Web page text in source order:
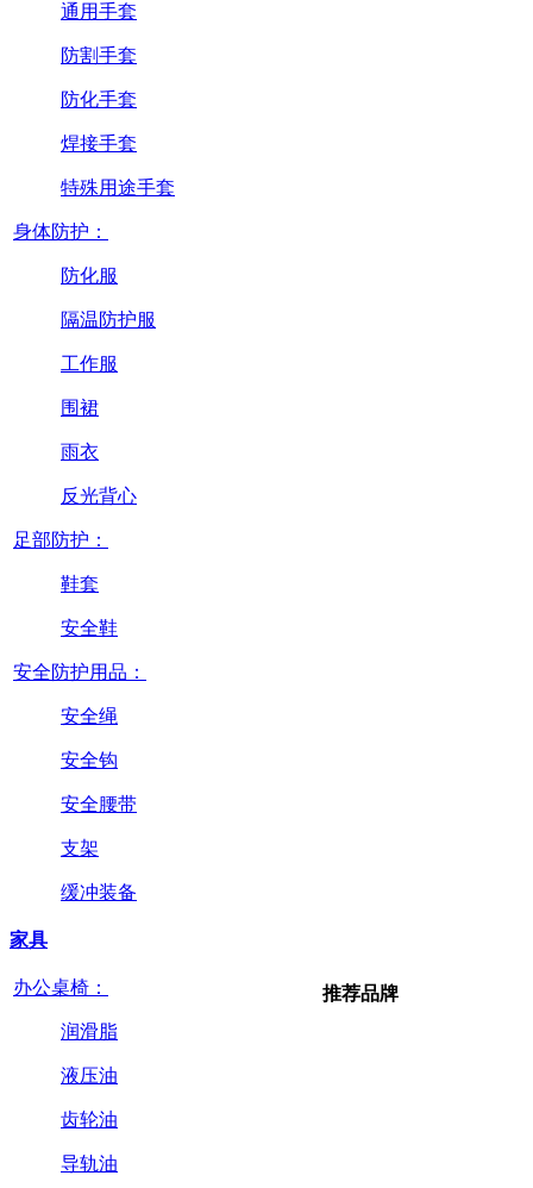
通用手套
防割手套
防化手套
焊接手套
特殊用途手套
身体防护：
防化服
隔温防护服
工作服
围裙
雨衣
反光背心
足部防护：
鞋套
安全鞋
安全防护用品：
安全绳
安全钩
安全腰带
支架
缓冲装备
家具
办公桌椅：
润滑脂
液压油
齿轮油
导轨油
推荐品牌